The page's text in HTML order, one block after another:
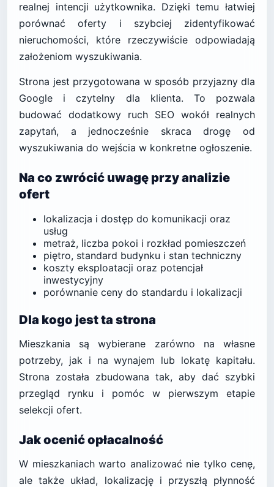
realnej intencji użytkownika. Dzięki temu łatwiej
porównać oferty i szybciej zidentyfikować
nieruchomości, które rzeczywiście odpowiadają
założeniom wyszukiwania.
Strona jest przygotowana w sposób przyjazny dla
Google i czytelny dla klienta. To pozwala
budować dodatkowy ruch SEO wokół realnych
zapytań, a jednocześnie skraca drogę od
wyszukiwania do wejścia w konkretne ogłoszenie.
Na co zwrócić uwagę przy analizie
ofert
lokalizacja i dostęp do komunikacji oraz
usług
metraż, liczba pokoi i rozkład pomieszczeń
piętro, standard budynku i stan techniczny
koszty eksploatacji oraz potencjał
inwestycyjny
porównanie ceny do standardu i lokalizacji
Dla kogo jest ta strona
Mieszkania są wybierane zarówno na własne
potrzeby, jak i na wynajem lub lokatę kapitału.
Strona została zbudowana tak, aby dać szybki
przegląd rynku i pomóc w pierwszym etapie
selekcji ofert.
Jak ocenić opłacalność
W mieszkaniach warto analizować nie tylko cenę,
ale także układ, lokalizację i przyszłą płynność